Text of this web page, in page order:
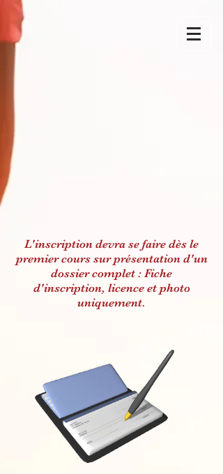
L'inscription devra se faire dès le
premier cours sur présentation d'un
dossier complet : Fiche
d'inscription, licence et photo
uniquement.